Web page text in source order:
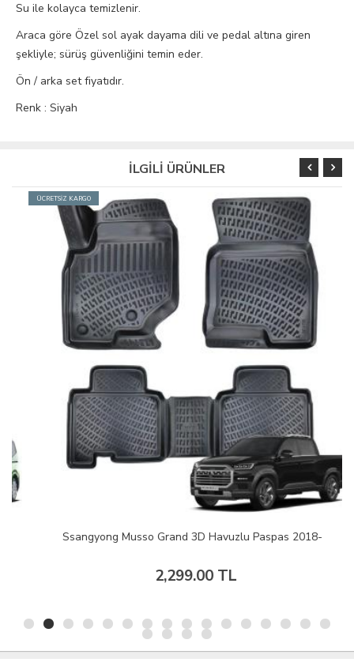
Su ile kolayca temizlenir.
Araca göre Özel sol ayak dayama dili ve pedal altına giren
şekliyle; sürüş güvenliğini temin eder.
Ön / arka set fiyatıdır.
Renk : Siyah
İLGİLİ ÜRÜNLER
ÜCRETSİZ KARGO
Ssangyong Musso Grand 3D Havuzlu Paspas 2018-
2,299.00 TL